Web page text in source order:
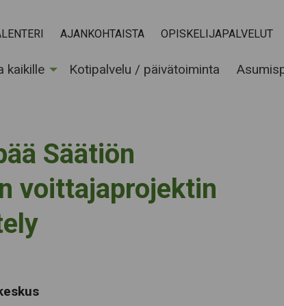
AJANKOHTAISTA OPISKELIJAPALVELUT
kaikille Kotipalvelu / päivätoiminta
Säätiön
voittajaprojektin